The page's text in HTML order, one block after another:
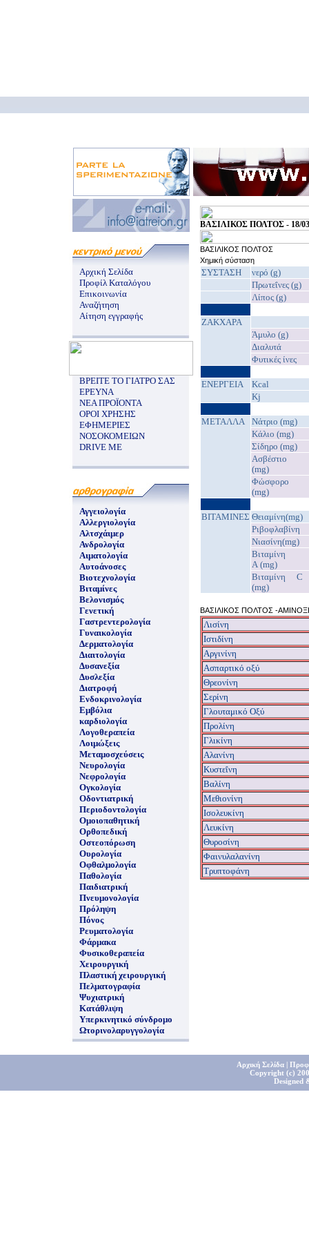
Αρχική Σελίδα
Προφίλ Καταλόγου
Επικοινωνία
Αναζήτηση
Αίτηση εγγραφής
ΒΡΕΙΤΕ ΤΟ ΓΙΑΤΡΟ ΣΑΣ
ΕΡΕΥΝΑ
ΝΕΑ ΠΡΟΪΟΝΤΑ
ΟΡΟΙ ΧΡΗΣΗΣ
ΕΦΗΜΕΡΙΕΣ
ΝΟΣΟΚΟΜΕΙΩΝ
DRIVE ME
Αγγειολογία
Αλλεργιολογία
Αλτσχάιμερ
Ανδρολογία
Αιματολογία
Αυτοάνοσες
Βιοτεχνολογία
Βιταμίνες
Βελονισμός
Γενετική
Γαστρεντερολογία
Γυναικολογία
Δερματολογία
Διαιτολογία
Δυσανεξία
Δυσλεξία
Διατροφή
Ενδοκρινολογία
Εμβόλια
καρδιολογία
Λογοθεραπεία
Λοιμώξεις
Μεταμοσχεύσεις
Νευρολογία
Νεφρολογία
Ογκολογία
Οδοντιατρική
Περιοδοντολογία
Ομοιοπαθητική
Ορθοπεδική
Οστεοπόρωση
Ουρολογία
Οφθαλμολογία
Παθολογία
Παιδιατρική
Πνευμονολογία
Πρόληψη
Πόνος
Ρευματολογία
Φάρμακα
Φυσικοθεραπεία
Χειρουργική
Πλαστική χειρουργική
Πελματογραφία
Ψυχιατρική
Κατάθλιψη
Υπερκινητικό σύνδρομο
Ωτορινολαρυγγολογία
ΒΑΣΙΛΙΚΟΣ ΠΟΛΤΟΣ - 18/
ΒΑΣΙΛΙΚΟΣ ΠΟΛΤΟΣ
Χημική σύσταση
ΣΥΣΤΑΣΗ
νερό (g)
Πρωτεΐνες (g)
Λίπος (g)
ΖΑΚΧΑΡΑ
Άμυλο (g)
Διαλυτά
Φυτικές ίνες
EΝΕΡΓΕΙΑ
Kcal
Kj
ΜΕΤΑΛΛΑ
Νάτριο (mg)
Κάλιο (mg)
Σίδηρο (mg)
Ασβέστιο
(mg)
Φώσφορο
(mg)
ΒΙΤΑΜΙΝΕΣ Θειαμίνη(mg)
Ριβοφλαβίνη
Νιασίνη(mg)
Βιταμίνη
A (mg)
Βιταμίνη C
(mg)
ΒΑΣΙΛΙΚΟΣ ΠΟΛΤΟΣ -
Λισίνη
Ιστιδίνη
Aργινίνη
Ασπαρτικό οξύ
Θρεονίνη
Σερίνη
Γλουταμικό Οξύ
Προλίνη
Γλικίνη
Αλανίνη
Κυστεΐνη
Βαλίνη
Μεθιονίνη
Ισολευκίνη
Λευκίνη
Θυροσίνη
Φαινυλαλανίνη
Tρυπτοφάνη
Αρχική Σελίδα|
Copyright (c)
Designed